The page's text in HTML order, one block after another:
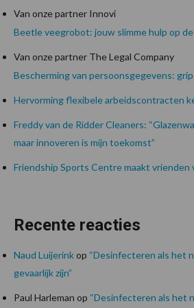
Van onze partner Innovi
Beetle veegrobot: jouw slimme hulp op
Van onze partner The Legal Company
Bescherming van persoonsgegevens: grip
Hervorming flexibele arbeidscontracten
Freddy van de Ridder Cleaners:
maar innoveren is mijn toekomst”
Friendship Sports Centre maakt vrienden
Recente reacties
Naud Luijerinkop “Desinfecteren als het
gevaarlijk zijn”
Paul Harleman op “Desinfecteren als het